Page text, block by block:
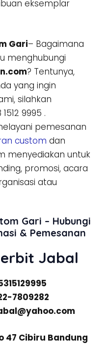
eksemplar
Gari– Bagaimana
menghubungi
? Tentunya,
yang ingin
silahkan
9995 .
pemesanan
custom dan
menyediakan untuk
promosi, acara
atau
Gari – Hubungi
& Pemesanan
Jabal
7809282
47 Cibiru Bandung